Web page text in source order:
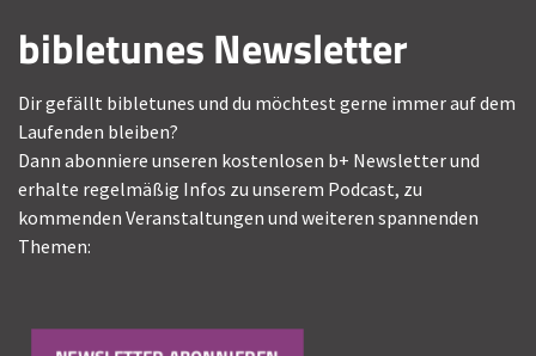
bibletunes Newsletter
Dir gefällt bibletunes und du möchtest gerne immer auf dem
Laufenden bleiben?
Dann abonniere unseren kostenlosen b+ Newsletter und
erhalte regelmäßig Infos zu unserem Podcast, zu
kommenden Veranstaltungen und weiteren spannenden
Themen: